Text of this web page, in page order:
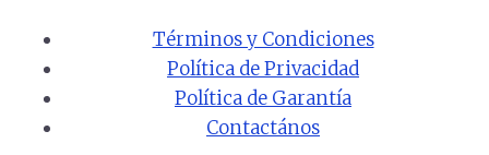
Términos y Condiciones
Política de Privacidad
Política de Garantía
Contactános